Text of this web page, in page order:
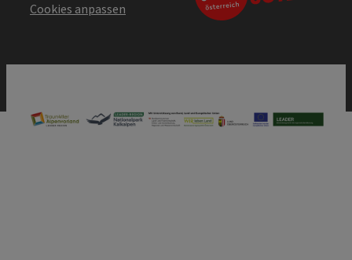
Cookies anpassen